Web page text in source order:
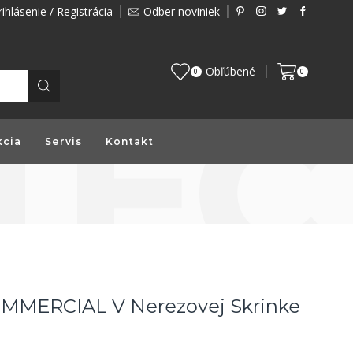
/ Registrácia Odber noviniek
0 Obľúbené 0
Servis Kontakt
V Nerezovej Skrinke